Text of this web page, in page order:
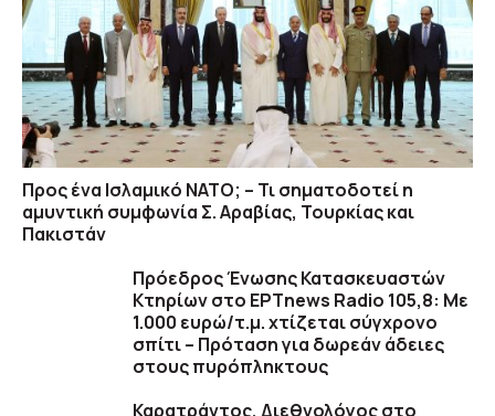
Προς ένα Ισλαμικό ΝΑΤΟ; – Τι σηματοδοτεί η
αμυντική συμφωνία Σ. Αραβίας, Τουρκίας και
Πακιστάν
Πρόεδρος Ένωσης Κατασκευαστών
Κτηρίων στο ΕΡΤnews Radio 105,8: Με
1.000 ευρώ/τ.μ. χτίζεται σύγχρονο
σπίτι – Πρόταση για δωρεάν άδειες
στους πυρόπληκτους
Καρατράντος, Διεθνολόγος στο